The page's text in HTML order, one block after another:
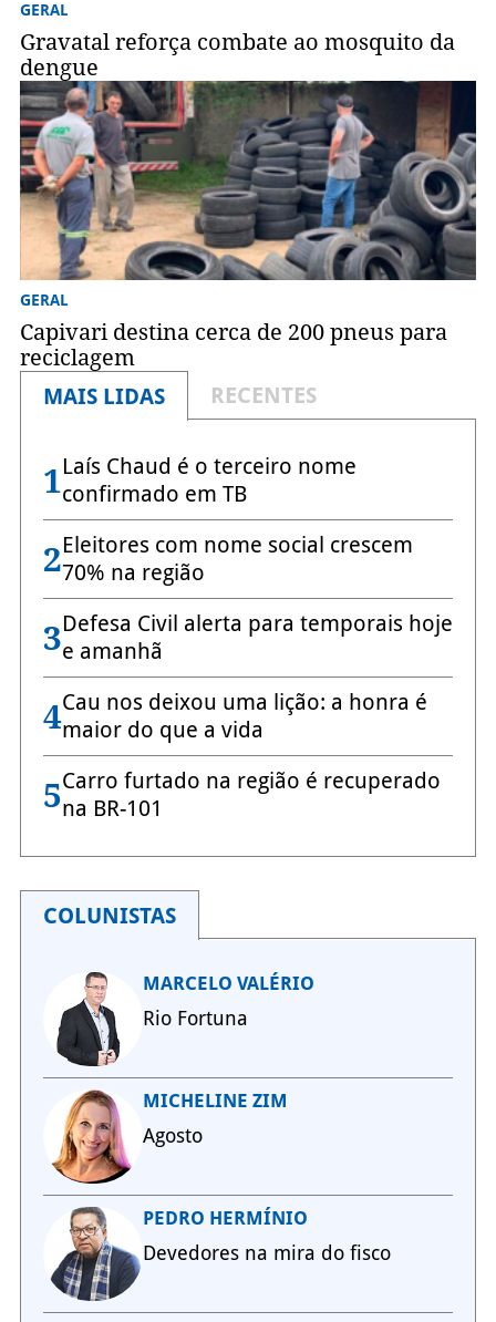
GERAL
Gravatal reforça combate ao mosquito da
dengue
GERAL
Capivari destina cerca de 200 pneus para
reciclagem
MAIS LIDAS
RECENTES
1Laís Chaud é o terceiro nome
confirmado em TB
2Eleitores com nome social crescem
70% na região
3Defesa Civil alerta para temporais hoje
e amanhã
4Cau nos deixou uma lição: a honra é
maior do que a vida
5Carro furtado na região é recuperado
na BR-101
COLUNISTAS
MARCELO VALÉRIO
Rio Fortuna
MICHELINE ZIM
Agosto
PEDRO HERMÍNIO
Devedores na mira do fisco